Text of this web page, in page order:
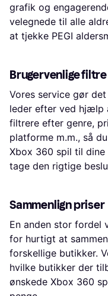
grafik og
velegnede til alle
at tjekke PEGI
Brugervenlige filtre
Vores service gør
leder efter ved hjælp
filtrere efter genre,
platforme m.m., så
Xbox 360 spil til
tage den rigtige
Sammenlign priser
En anden stor fordel
for hurtigt at
forskellige butikker.
hvilke butikker der
ønskede Xbox 360